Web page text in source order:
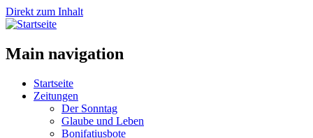
Direkt zum Inhalt
Main navigation
Startseite
Zeitungen
Der Sonntag
Glaube und Leben
Bonifatiusbote